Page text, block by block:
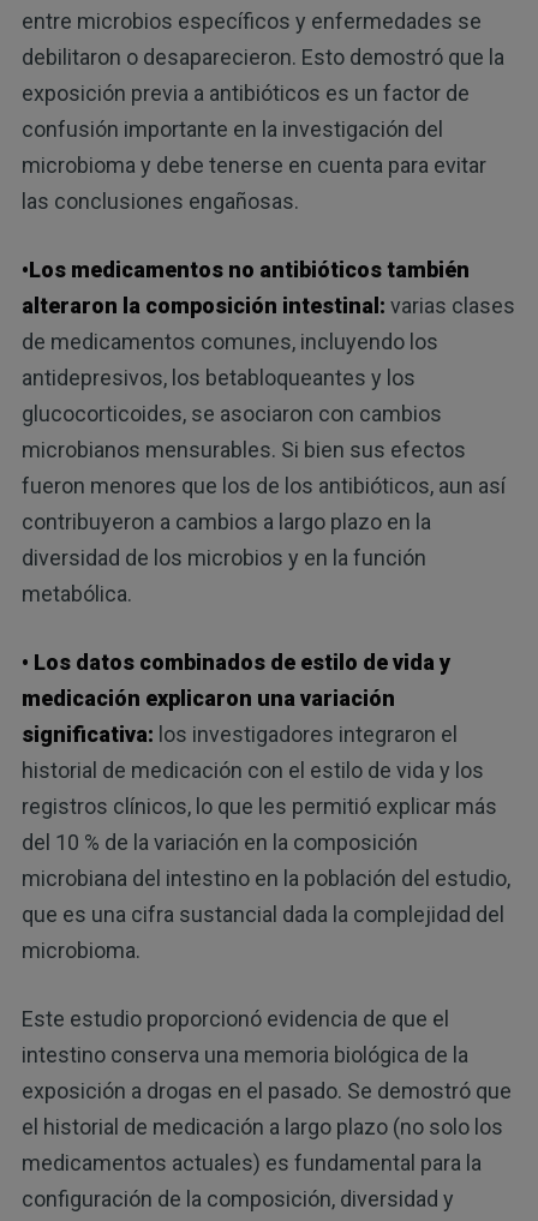
entre microbios específicos y enfermedades se
debilitaron o desaparecieron. Esto demostró que la
exposición previa a antibióticos es un factor de
confusión importante en la investigación del
microbioma y debe tenerse en cuenta para evitar
las conclusiones engañosas.
•Los medicamentos no antibióticos también
alteraron la composición intestinal: varias clases
de medicamentos comunes, incluyendo los
antidepresivos, los betabloqueantes y los
glucocorticoides, se asociaron con cambios
microbianos mensurables. Si bien sus efectos
fueron menores que los de los antibióticos, aun así
contribuyeron a cambios a largo plazo en la
diversidad de los microbios y en la función
metabólica.
• Los datos combinados de estilo de vida y
medicación explicaron una variación
significativa: los investigadores integraron el
historial de medicación con el estilo de vida y los
registros clínicos, lo que les permitió explicar más
del 10 % de la variación en la composición
microbiana del intestino en la población del estudio,
que es una cifra sustancial dada la complejidad del
microbioma.
Este estudio proporcionó evidencia de que el
intestino conserva una memoria biológica de la
exposición a drogas en el pasado. Se demostró que
el historial de medicación a largo plazo (no solo los
medicamentos actuales) es fundamental para la
configuración de la composición, diversidad y